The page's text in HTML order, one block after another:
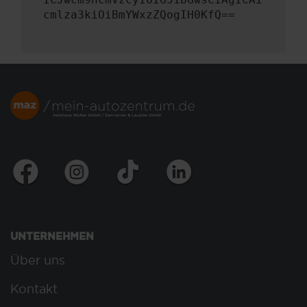
cmlza3kiOiBmYWxzZQogIH0KfQ==
UNTERNEHMEN
Über uns
Kontakt